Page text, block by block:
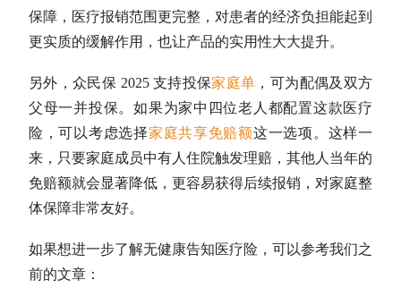
保障，医疗报销范围更完整，对患者的经济负担能起到
更实质的缓解作用，也让产品的实用性大大提升。
另外，众民保 2025 支持投保家庭单 ，可为配偶及双方
父母一并投保。如果为家中四位老人都配置这款医疗
险，可以考虑选择家庭共享免赔额这一选项。这样一
来，只要家庭成员中有人住院触发理赔，其他人当年的
免赔额就会显著降低，更容易获得后续报销，对家庭整
体保障非常友好。
如果想进一步了解无健康告知医疗险，可以参考我们之
前的文章：